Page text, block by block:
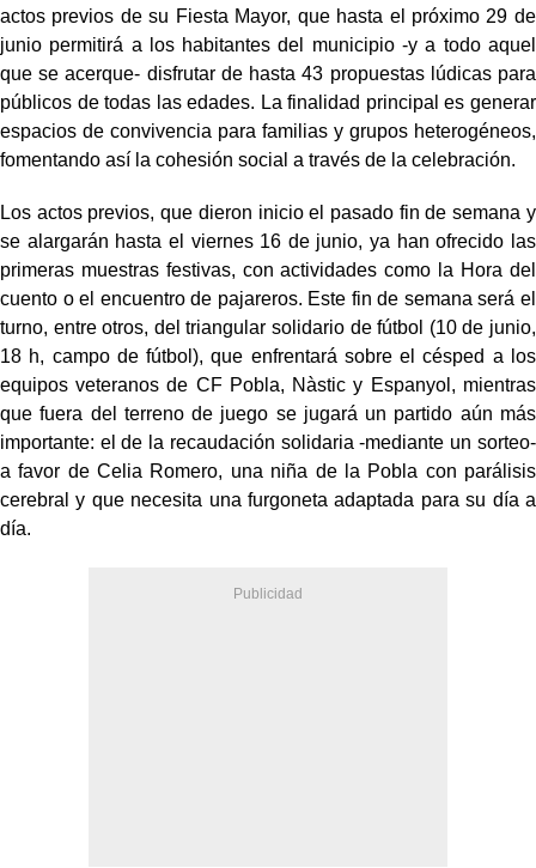
actos previos de su Fiesta Mayor, que hasta el próximo 29 de
junio permitirá a los habitantes del municipio -y a todo aquel
que se acerque- disfrutar de hasta 43 propuestas lúdicas para
públicos de todas las edades. La finalidad principal es generar
espacios de convivencia para familias y grupos heterogéneos,
fomentando así la cohesión social a través de la celebración.
Los actos previos, que dieron inicio el pasado fin de semana y
se alargarán hasta el viernes 16 de junio, ya han ofrecido las
primeras muestras festivas, con actividades como la Hora del
cuento o el encuentro de pajareros. Este fin de semana será el
turno, entre otros, del triangular solidario de fútbol (10 de junio,
18 h, campo de fútbol), que enfrentará sobre el césped a los
equipos veteranos de CF Pobla, Nàstic y Espanyol, mientras
que fuera del terreno de juego se jugará un partido aún más
importante: el de la recaudación solidaria -mediante un sorteo-
a favor de Celia Romero, una niña de la Pobla con parálisis
cerebral y que necesita una furgoneta adaptada para su día a
día.